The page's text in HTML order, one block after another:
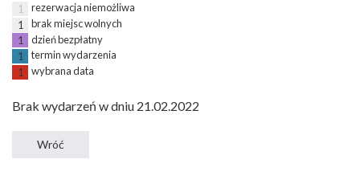
1
rezerwacja niemożliwa
1
brak miejsc wolnych
1
dzień bezpłatny
1
termin wydarzenia
1
wybrana data
Brak wydarzeń w dniu 21.02.2022